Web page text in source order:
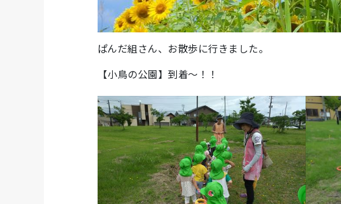
ぱんだ組さん、お散歩に行きました。
【小鳥の公園】到着～！！